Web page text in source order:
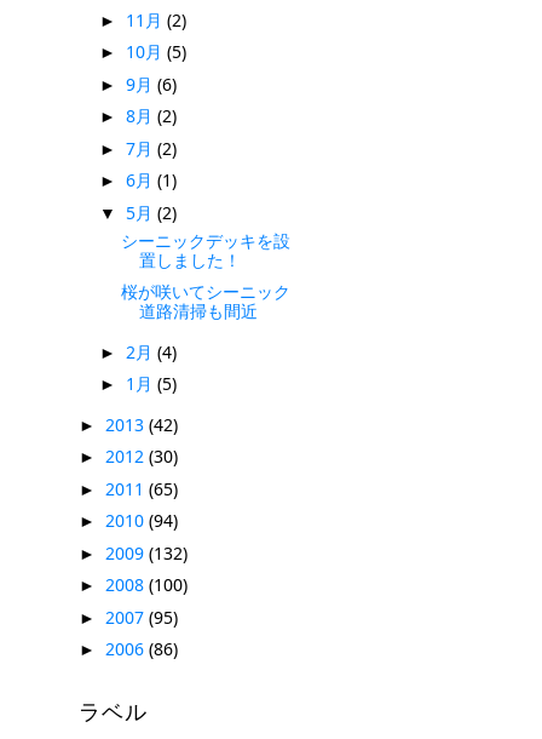
► 11月 (2)
► 10月 (5)
► 9月 (6)
► 8月 (2)
► 7月 (2)
► 6月 (1)
▼ 5月 (2)
シーニックデッキを設
置しました！
桜が咲いてシーニック
道路清掃も間近
► 2月 (4)
► 1月 (5)
► 2013 (42)
► 2012 (30)
► 2011 (65)
► 2010 (94)
► 2009 (132)
► 2008 (100)
► 2007 (95)
► 2006 (86)
ラベル